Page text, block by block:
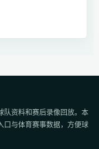
队资料和赛后录像回放。本
口与体育赛事数据，方便球